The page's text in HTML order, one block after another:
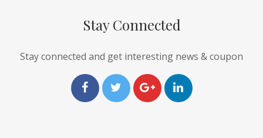
Stay Connected
Stay connected and get interesting news & coupon